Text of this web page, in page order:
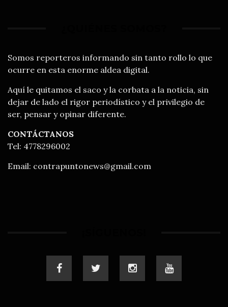
Somos reporteros informando sin tanto rollo lo que
ocurre en esta enorme aldea digital.
Aquí le quitamos el saco y la corbata a la noticia, sin
dejar de lado el rigor periodístico y el privilegio de
ser, pensar y opinar diferente.
CONTÁCTANOS
Tel: 4778296002
Email: contrapuntonews@gmail.com